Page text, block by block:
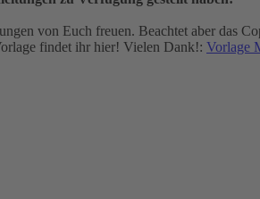
von Euch freuen. Beachtet aber das
findet ihr hier! Vielen Dank!: Vorlage